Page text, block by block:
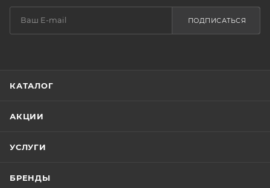
ПОДПИСАТЬСЯ
КАТАЛОГ
АКЦИИ
УСЛУГИ
БРЕНДЫ